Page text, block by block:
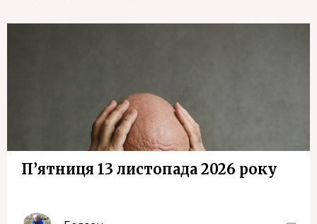
П’ятниця 13 листопада 2026 року